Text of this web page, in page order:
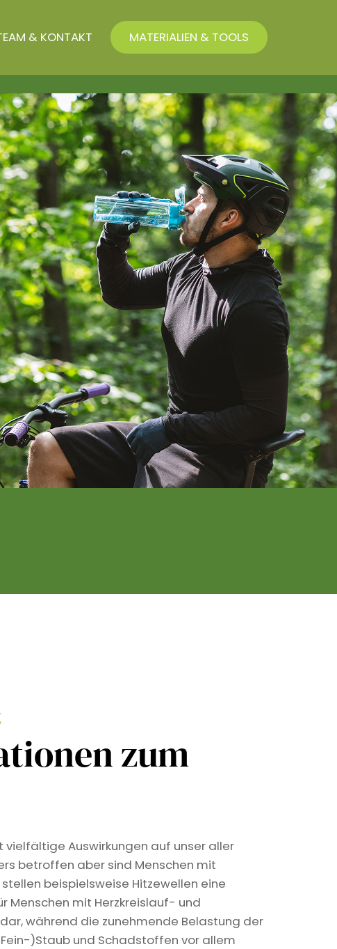
& KONTAKT MATERIALIEN & TOOLS
zum
vielfältige Auswirkungen auf unser aller
betroffen aber sind Menschen mit
beispielsweise Hitzewellen eine
Menschen mit Herzkreislauf- und
während die zunehmende Belastung der
)Staub und Schadstoffen vor allem